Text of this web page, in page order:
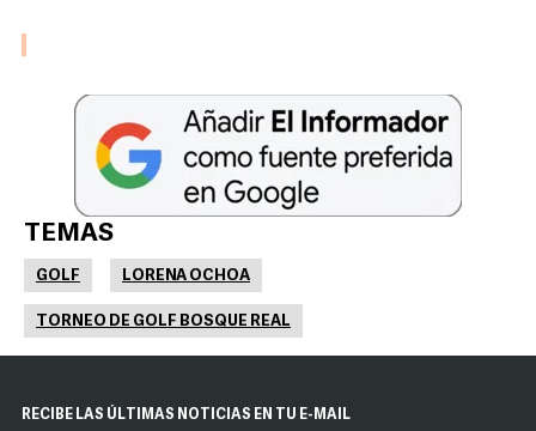
TEMAS
GOLF LORENA OCHOA
TORNEO DE GOLF BOSQUE REAL
RECIBE LAS ÚLTIMAS NOTICIAS EN TU E-MAIL